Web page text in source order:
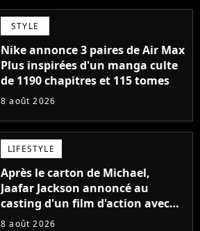
STYLE
Nike annonce 3 paires de Air Max
Plus inspirées d'un manga culte
de 1190 chapitres et 115 tomes
8 août 2026
LIFESTYLE
Après le carton de Michael,
Jaafar Jackson annoncé au
casting d'un film d'action avec
Will Smith
8 août 2026